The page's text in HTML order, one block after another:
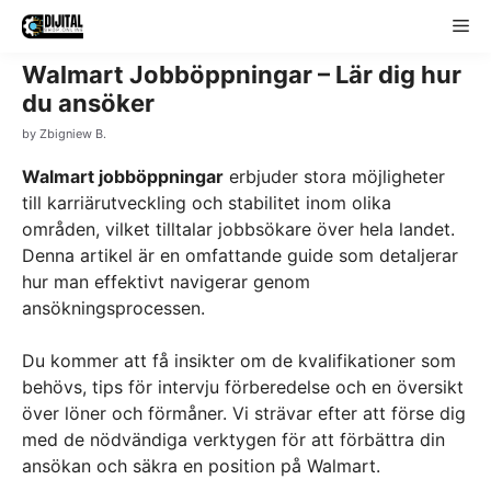
Skip
content
Walmart Jobböppningar – Lär dig hur
du ansöker
by Zbigniew B.
Walmart jobböppningar erbjuder stora möjligheter
till karriärutveckling och stabilitet inom olika
områden, vilket tilltalar jobbsökare över hela landet.
Denna artikel är en omfattande guide som detaljerar
hur man effektivt navigerar genom
ansökningsprocessen.
Du kommer att få insikter om de kvalifikationer som
behövs, tips för intervju förberedelse och en översikt
över löner och förmåner. Vi strävar efter att förse dig
med de nödvändiga verktygen för att förbättra din
ansökan och säkra en position på Walmart.